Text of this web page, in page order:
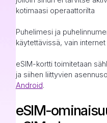
kotimaasi operaattorilta
Puhelimesi ja
käytettävissä, vain internet
eSIM-kortti toimitetaan
ja siihen liittyvien
Android.
eSIM-